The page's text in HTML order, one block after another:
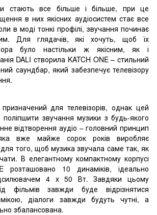
стають все більше і більше, при це
в них якісних аудіосистем стає все
в моді тонкі профілі, звучання починає
Для глядачів, які хочуть, щоб їх
було настільки ж якісним, як і
DALI створила KATCH ONE – стильний
саундбар, який забезпечує телевізору
для телевізорів, однак цей
звучання музики з будь-якого
відтворення аудіо – головний принцип
вже майже сорок років виробляє
для того, щоб музика звучала саме так, як
В елегантному компактному корпусі
розташовано 10 динаміків, ідеально
4 х 50 Вт. Завдяки цьому
фільмів завжди буде відрізнятися
діалоги завжди будуть чутні, а
збалансована.